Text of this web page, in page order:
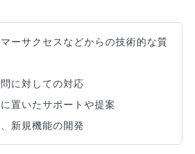
ーサクセスなどからの技術的な質
に対しての対応
置いたサポートや提案
新規機能の開発